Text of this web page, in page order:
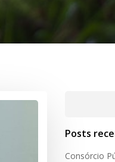
Posts
Consórcio